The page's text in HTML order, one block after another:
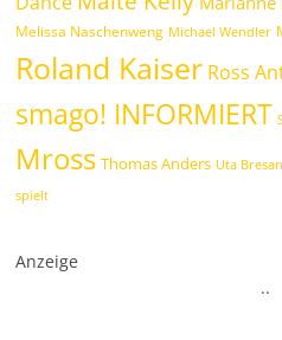
Melissa Naschenweng Michael Wendler
Roland Kaiser Ross
smago! INFORMIERT
Mross Thomas Anders Uta Bresan
spielt
Anzeige
..